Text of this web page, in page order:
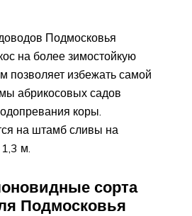
Подмосковья
на более зимостойкую
позволяет избежать самой
абрикосовых садов
коры.
на штамб сливы на
м.
сорта
Подмосковья